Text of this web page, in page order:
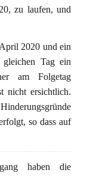
zu laufen, und
2020 und ein
gleichen Tag ein
am Folgetag
nicht ersichtlich.
so dass auf
haben die